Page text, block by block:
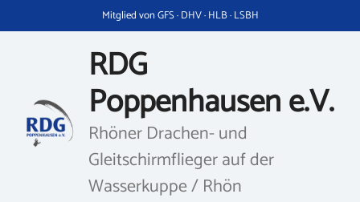
Inhalt
Mitglied von GFS · DHV · HLB · LSBH
RDG
Poppenhausen e.V.
Rhöner Drachen- und
Gleitschirmflieger auf der
Wasserkuppe / Rhön